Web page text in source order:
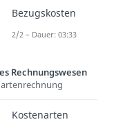
Kriterien
Bezugskosten
2/2 – Dauer: 03:33
Rechnungswesen
Kostenarten